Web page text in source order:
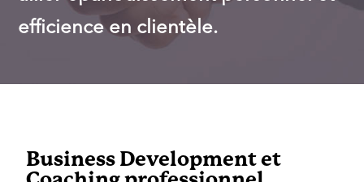
efficience en clientèle.
Business Development et